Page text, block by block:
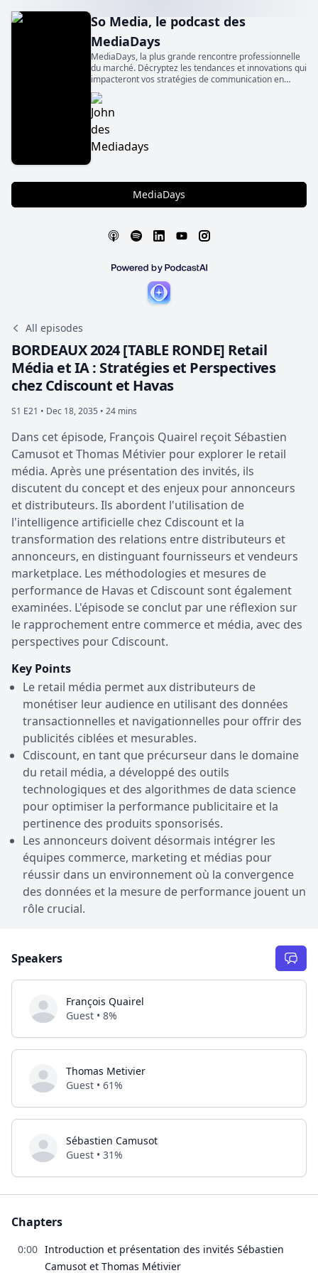
So Media, le podcast des
MediaDays
MediaDays, la plus grande rencontre professionnelle
du marché. Décryptez les tendances et innovations qui
impacteront vos stratégies de communication en
écoutant SO Media, le podcast des MediaDays
MediaDays
All episodes
BORDEAUX 2024 [TABLE RONDE] Retail
Média et IA : Stratégies et Perspectives
chez Cdiscount et Havas
S1 E21 • Dec 18, 2035 • 24 mins
Dans cet épisode, François Quairel reçoit Sébastien
Camusot et Thomas Métivier pour explorer le retail
média. Après une présentation des invités, ils
discutent du concept et des enjeux pour annonceurs
et distributeurs. Ils abordent l'utilisation de
l'intelligence artificielle chez Cdiscount et la
transformation des relations entre distributeurs et
annonceurs, en distinguant fournisseurs et vendeurs
marketplace. Les méthodologies et mesures de
performance de Havas et Cdiscount sont également
examinées. L'épisode se conclut par une réflexion sur
le rapprochement entre commerce et média, avec des
perspectives pour Cdiscount.
Key Points
Le retail média permet aux distributeurs de
monétiser leur audience en utilisant des données
transactionnelles et navigationnelles pour offrir des
publicités ciblées et mesurables.
Cdiscount, en tant que précurseur dans le domaine
du retail média, a développé des outils
technologiques et des algorithmes de data science
pour optimiser la performance publicitaire et la
pertinence des produits sponsorisés.
Les annonceurs doivent désormais intégrer les
équipes commerce, marketing et médias pour
réussir dans un environnement où la convergence
des données et la mesure de performance jouent un
rôle crucial.
Speakers
François Quairel
Guest • 8%
Thomas Metivier
Guest • 61%
Sébastien Camusot
Guest • 31%
Chapters
0:00 Introduction et présentation des invités Sébastien
Camusot et Thomas Métivier